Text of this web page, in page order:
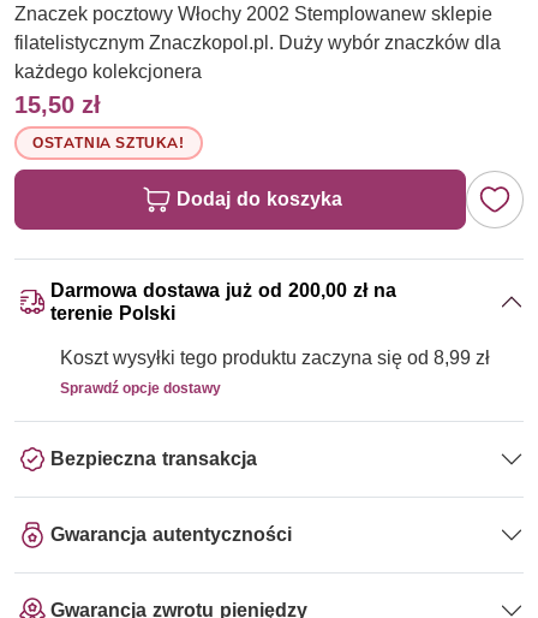
Znaczek pocztowy Włochy 2002 Stemplowanew sklepie
filatelistycznym Znaczkopol.pl. Duży wybór znaczków dla
każdego kolekcjonera
15,50 zł
OSTATNIA SZTUKA!
Dodaj do koszyka
Darmowa dostawa już od 200,00 zł na
terenie Polski
Koszt wysyłki tego produktu zaczyna się od 8,99 zł
Sprawdź opcje dostawy
Bezpieczna transakcja
Gwarancja autentyczności
Gwarancja zwrotu pieniędzy